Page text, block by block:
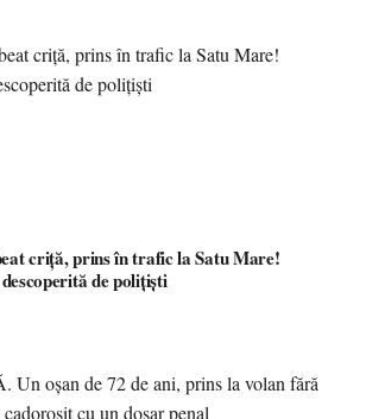
criță, prins în trafic la Satu Mare!
de polițiști